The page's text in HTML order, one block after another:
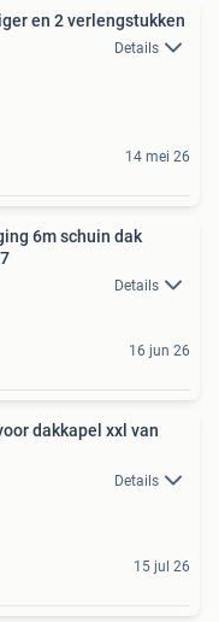
en 2 verlengstukken
Details
14 mei 26
6m schuin dak
Details
16 jun 26
xxl van
Details
15 jul 26